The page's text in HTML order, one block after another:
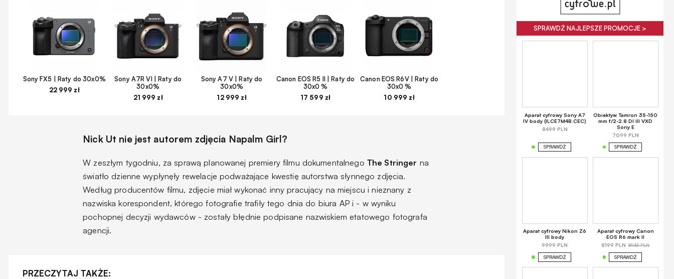
Sony FX5 | Raty do 30x0%
22 999 zł
Sony A7R VI | Raty do
30x0%
21 999 zł
Sony A7 V | Raty do
30x0%
12 999 zł
Canon EOS R5 II | Raty do
30x0 %
17 599 zł
Canon EOS R6V | Raty do
30x0 %
10 999 zł
Nick Ut nie jest autorem zdjęcia Napalm Girl?
W zeszłym tygodniu, za sprawą planowanej premiery filmu dokumentalnego The Stringer na
światło dzienne wypłynęły rewelacje podważające kwestię autorstwa słynnego zdjęcia.
Według producentów filmu, zdjęcie miał wykonać inny pracujący na miejscu i nieznany z
nazwiska korespondent, którego fotografie trafiły tego dnia do biura AP i - w wyniku
pochopnej decyzji wydawców - zostały błędnie podpisane nazwiskiem etatowego fotografa
agencji.
PRZECZYTAJ TAKŻE:
SPRAWDŹ NAJLEPSZE PROMOCJE >
Aparat cyfrowy Sony A7
IV body (ILCE7M4B.CEC)
8499 PLN
SPRAWDŹ
Obiektyw Tamron 35-150
mm f/2-2.8 DI III VXD
Sony E
7099 PLN
SPRAWDŹ
Aparat cyfrowy Nikon Z6
III body
9999 PLN
SPRAWDŹ
Aparat cyfrowy Canon
EOS R6 mark II
8199 PLN 8945 PLN
SPRAWDŹ